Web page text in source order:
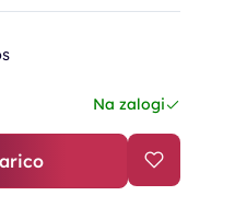
Na zalogi